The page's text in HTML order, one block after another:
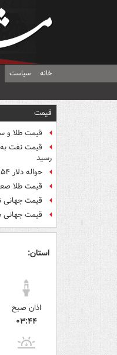
خانه سیاست
قیمت
قیمت طلا و سکه
رسید
حواله دلار ۱۵۴ هزار و ۴۵۱ تومان شد
قیمت طلا
قیمت جهانی نفت
قیمت جهانی طلا
استان:
اذان صبح
۰۳:۴۴